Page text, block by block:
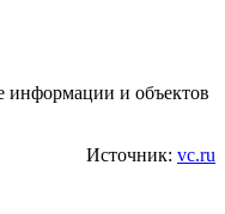
информации и объектов
Источник: vc.ru